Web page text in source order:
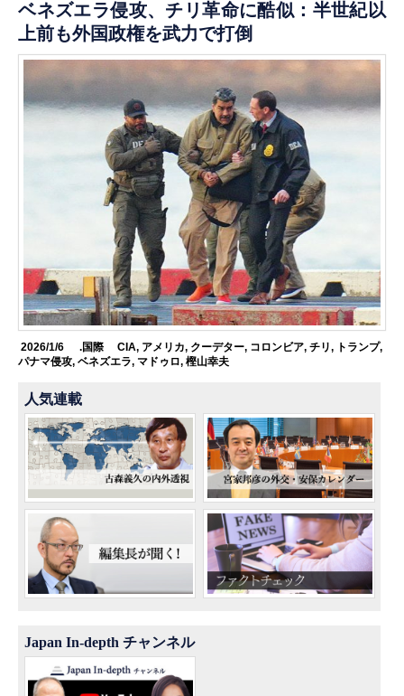
ベネズエラ侵攻、チリ革命に酷似：半世紀以
上前も外国政権を武力で打倒
2026/1/6 .国際 CIA, アメリカ, クーデター, コロンビア, チリ, トランプ,
パナマ侵攻,ベネズエラ, マドゥロ,樫山幸夫
人気連載
Japan In-depth チャンネル